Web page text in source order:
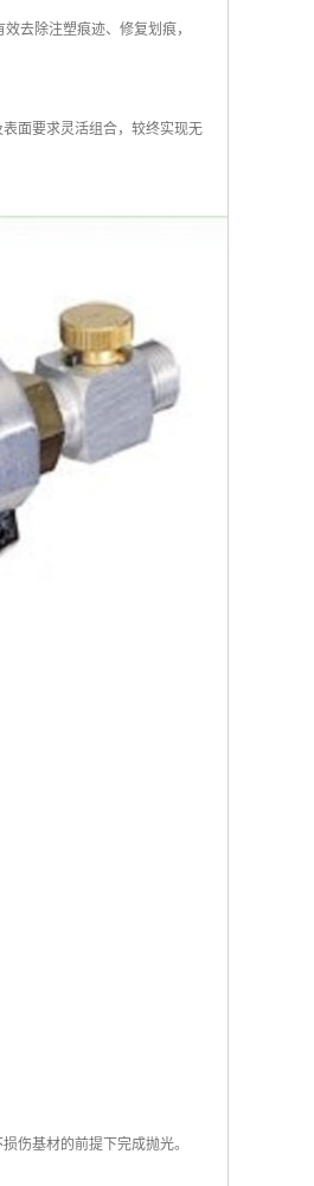
去除注塑痕迹、修复划痕，
面要求灵活组合，较终实现无
伤基材的前提下完成抛光。